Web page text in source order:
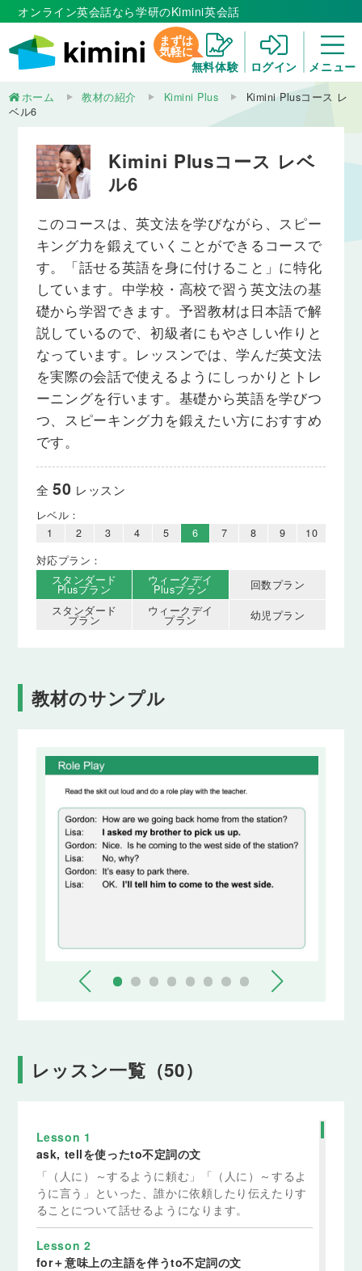
オンライン英会話なら学研のKimini英会話
まずは
気軽に
無料体験
ログイン メニュー
ホーム 教材の紹介 Kimini Plus
Kimini Plusコース レ
ベル6
Kimini Plusコース レベ
ル6
このコースは、英文法を学びながら、スピー
キング力を鍛えていくことができるコースで
す。「話せる英語を身に付けること」に特化
しています。中学校・高校で習う英文法の基
礎から学習できます。予習教材は日本語で解
説しているので、初級者にもやさしい作りと
なっています。レッスンでは、学んだ英文法
を実際の会話で使えるようにしっかりとトレ
ーニングを行います。基礎から英語を学びつ
つ、スピーキング力を鍛えたい方におすすめ
です。
全 50 レッスン
レベル：
1
2 3 4 5 6 7 8 9
10
対応プラン：
スタンダード
Plusプラン
ウィークデイ
Plusプラン
回数プラン
スタンダード
プラン
ウィークデイ
プラン 幼児プラン
教材のサンプル
レッスン一覧（50）
Lesson 1
ask, tellを使ったto不定詞の文
「（人に）～するように頼む」「（人に）～するよ
うに言う」といった、誰かに依頼したり伝えたりす
ることについて話せるようになります。
Lesson 2
for＋意味上の主語を伴うto不定詞の文